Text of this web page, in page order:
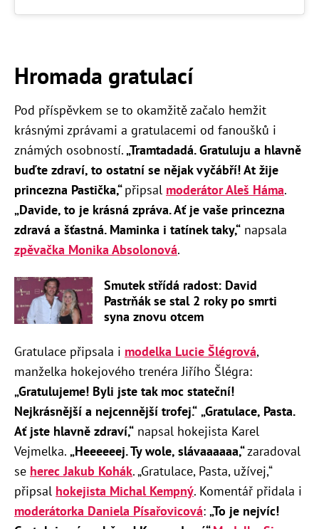
Hromada gratulací
Pod příspěvkem se to okamžitě začalo hemžit
krásnými zprávami a gratulacemi od fanoušků i
známých osobností.„Tramtadadá. Gratuluju a hlavně
buďte zdraví, to ostatní se nějak vyčábří! At žije
princezna Pastička,“​připsal moderátor Aleš Háma.
„Davide, to je krásná zpráva. Ať je vaše princezna
zdravá a šťastná. Maminka i tatínek taky,“ napsala
zpěvačka Monika Absolonová.
Smutek střídá radost: David
Pastrňák se stal 2 roky po smrti
syna znovu otcem
Gratulace připsala i modelka Lucie Šlégrová,
manželka hokejového trenéra Jiřího Šlégra:
„Gratulujeme! Byli jste tak moc stateční!
Nejkrásnější a nejcennější trofej.“ „Gratulace, Pasta.
Ať jste hlavně zdraví,“ napsal hokejista Karel
Vejmelka. „Heeeeeej. Ty wole, slávaaaaaa,“zaradoval
se herec Jakub Kohák. „Gratulace, Pasta, užívej,“
připsal hokejista Michal Kempný. Komentář přidala i
moderátorka Daniela Písařovicová: „To je nejvíc!